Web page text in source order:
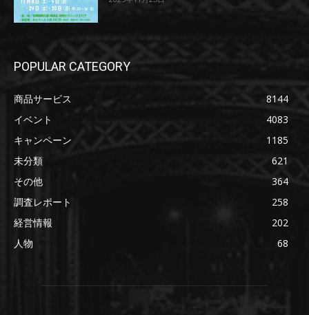
POPULAR CATEGORY
商品サービス
8144
イベント
4083
キャンペーン
1185
未分類
621
その他
364
調査レポート
258
経営情報
202
人物
68